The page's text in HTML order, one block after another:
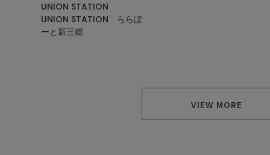
UNION STATION
UNION STATION ららぽ
ーと新三郷
VIEW MORE